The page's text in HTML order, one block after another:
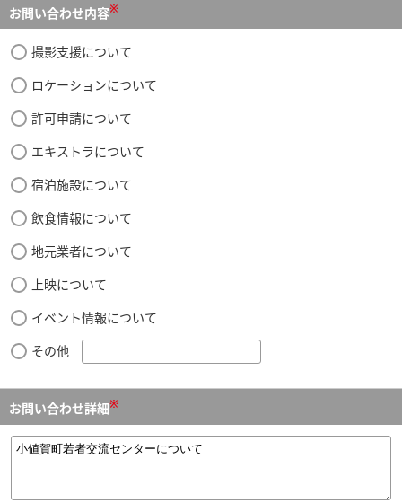
お問い合わせ内容※
撮影支援について
ロケーションについて
許可申請について
エキストラについて
宿泊施設について
飲食情報について
地元業者について
上映について
イベント情報について
その他
お問い合わせ詳細※